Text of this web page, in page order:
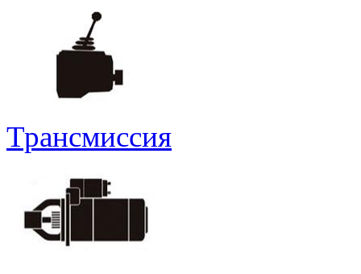
Трансмиссия